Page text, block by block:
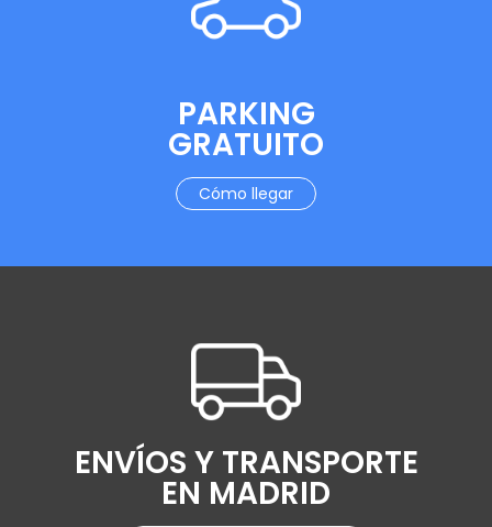
PARKING
GRATUITO
Cómo llegar
ENVÍOS Y TRANSPORTE
EN MADRID